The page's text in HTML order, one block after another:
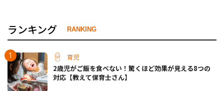
ランキング RANKING
育児
2歳児がご飯を食べない！驚くほど効果が見える8つの
対応【教えて保育士さん】